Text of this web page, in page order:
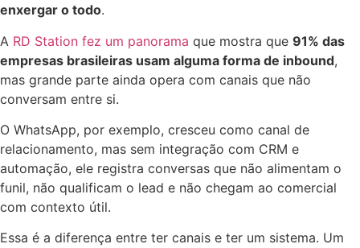
enxergar o todo.
A RD Station fez um panorama que mostra que 91% das
empresas brasileiras usam alguma forma de inbound,
mas grande parte ainda opera com canais que não
conversam entre si.
O WhatsApp, por exemplo, cresceu como canal de
relacionamento, mas sem integração com CRM e
automação, ele registra conversas que não alimentam o
funil, não qualificam o lead e não chegam ao comercial
com contexto útil.
Essa é a diferença entre ter canais e ter um sistema. Um